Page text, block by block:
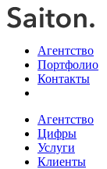
Агентство
Портфолио
Контакты
Агентство
Цифры
Услуги
Клиенты